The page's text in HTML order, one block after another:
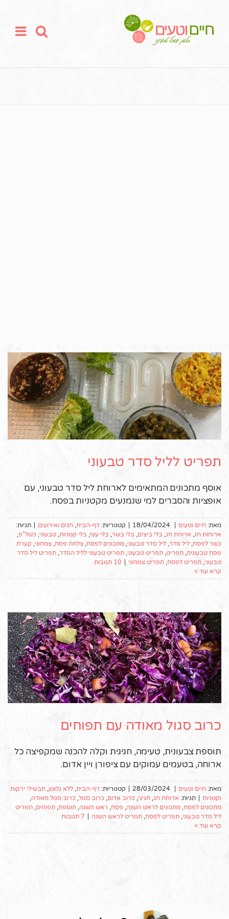
תפריט לליל סדר טבעוני
אוסף מתכונים המתאימים לארוחת ליל סדר טבעוני, עם
אופציות והסברים למי שנמנעים מקטניות בפסח.
מאת: חיים וטעים |
18/04/2024
| קטגוריות: דף-הבית חגים ואירועים | תגיות:
ארוחות חג ארוחת חג בלי ביצים בלי בשר בלי עוף בלי קטניות טבעוני כשל"פ
כשר לפסח ליל סדר ליל סדר טבעוני מתכונים לפסח צלחת פסח צמחוני קערת
פסח טבעונית תפריט תפריט טבעוני תפריט טבעוני לליל הסדר תפריט ליל סדר
טבעוני תפריט לפסח תפריט צמחוני | 10 תגובות
קרא עוד >
כרוב סגול מאודה עם תפוחים
תוספת צבעונית, טעימה, חגיגית וקלה להכנה שמקפיצה כל
ארוחה, בטעמים עמוקים עם ציפורן ויין אדום.
מאת: חיים וטעים 28/03/2024 קטגוריות: דף-הבית, ללא גלוטן, תבשילי ירקות
וקטניות
תגיות: ארוחת חג, חגיגי, כרוב אדום, כרוב סגול, כרוב סגול מאודה,
מתכונים לפסח, מתכונים לראש השנה, פסח, ראש השנה, תוספת, תפוחים, תפריט
ליל סדר טבעוני, תפריט לפסח, תפריט לראש השנה
7 תגובות
קרא עוד >